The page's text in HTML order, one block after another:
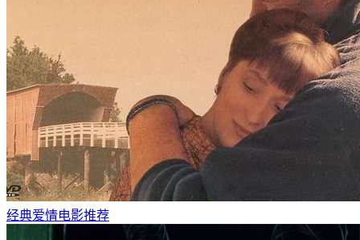
经典爱情电影推荐